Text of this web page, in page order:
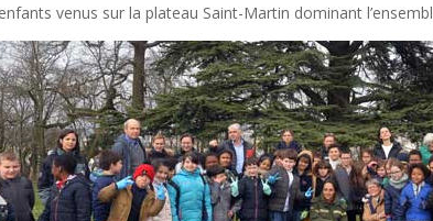
venus sur la plateau Saint-Martin dominant